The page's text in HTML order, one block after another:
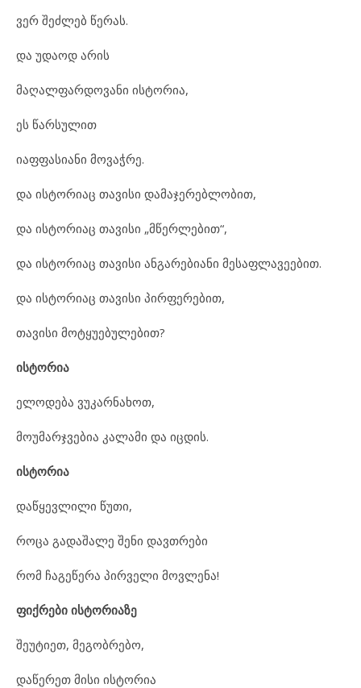
ვერ შეძლებ წერას.
და უდაოდ არის
მაღალფარდოვანი ისტორია,
ეს წარსულით
იაფფასიანი მოვაჭრე.
და ისტორიაც თავისი დამაჯერებლობით,
და ისტორიაც თავისი „მწერლებით“,
და ისტორიაც თავისი ანგარებიანი მესაფლავეებით.
და ისტორიაც თავისი პირფერებით,
თავისი მოტყუებულებით?
ისტორია
ელოდება ვუკარნახოთ,
მოუმარჯვებია კალამი და იცდის.
ისტორია
დაწყევლილი წუთი,
როცა გადაშალე შენი დავთრები
რომ ჩაგეწერა პირველი მოვლენა!
ფიქრები ისტორიაზე
შეუტიეთ, მეგობრებო,
დაწერეთ მისი ისტორია